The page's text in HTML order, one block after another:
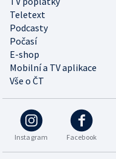
Teletext
Podcasty
Počasí
E-shop
Mobilní a TV aplikace
Vše o ČT
Instagram Facebook